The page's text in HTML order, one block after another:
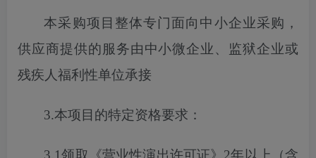
本采购项目 整体专门面向中小企业采购，
供应商提供的服务由中小微企业、监狱企业或
残疾人福利性单位承接
3.本项目的特定资格要求：
3.1领取《营业性演出许可证》 2年以上（含